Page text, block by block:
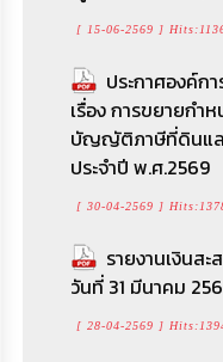
[ 15-06-2569 ]
ประกาศองค์ก
เรื่อง การขยายกำ
บัญญัติภาษีที่ดินแล
ประจำปี พ.ศ.2569
[ 30-04-2569 ]
รายงานเงินส
วันที่ 31 มีนาคม
[ 28-04-2569 ]